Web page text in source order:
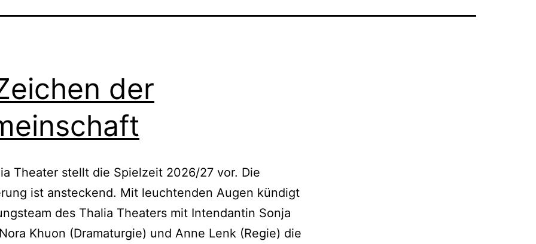
der
Theater stellt die Spielzeit 2026/27 vor. Die
ist ansteckend. Mit leuchtenden Augen kündigt
des Thalia Theaters mit Intendantin Sonja
Khuon (Dramaturgie) und Anne Lenk (Regie) die